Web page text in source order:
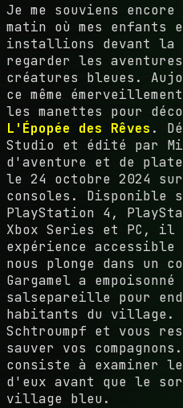
Je me souviens encore
matin où mes enfants
installions devant la
regarder les
créatures bleues.
ce même
les manettes pour
L'Épopée des Rêves .
Studio et édité par
d'aventure et de
le 24 octobre 2024 sur
consoles. Disponible
PlayStation 4,
Xbox Series et PC, il
expérience
nous plonge dans un
Gargamel a
salsepareille pour
habitants du village.
Schtroumpf et vous
sauver vos
consiste à examiner
d'eux avant que le
village bleu.